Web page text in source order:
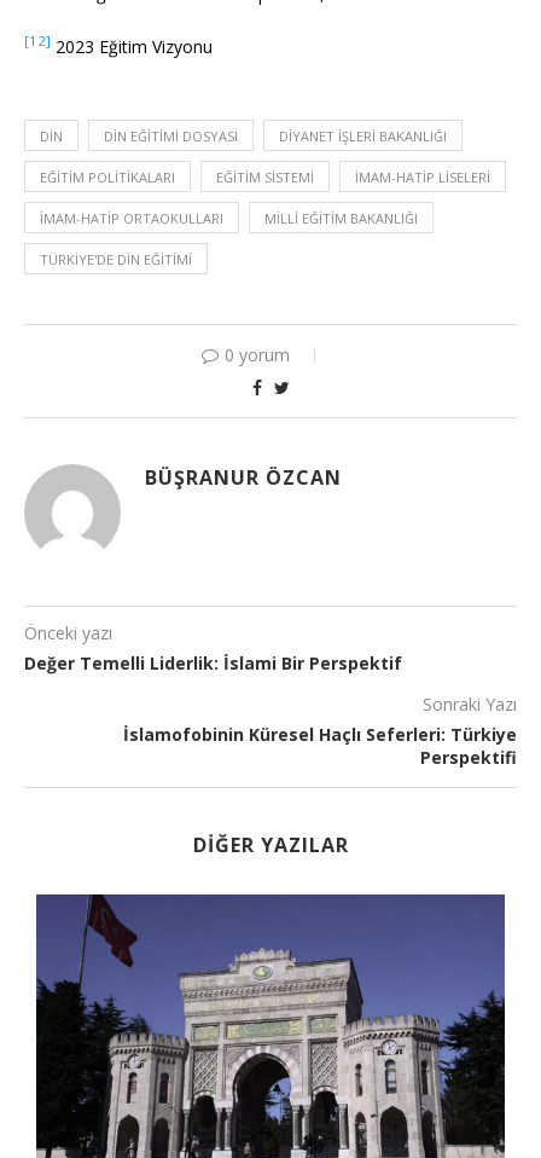
[12] 2023 Eğitim Vizyonu
DIN DIN EĞITIMI DOSYASI DIYANET İŞLERI BAKANLIĞI
EĞITIM POLITIKALARI EĞITIM SISTEMI İMAM-HATIP LISELERI
İMAM-HATIP ORTAOKULLARI MILLI EĞITIM BAKANLIĞI
TÜRKIYE'DE DIN EĞITIMI
0 yorum
BÜŞRANUR ÖZCAN
Önceki yazı
Değer Temelli Liderlik: İslami Bir Perspektif
Sonraki Yazı
İslamofobinin Küresel Haçlı Seferleri: Türkiye
Perspektifi
DIĞER YAZILAR